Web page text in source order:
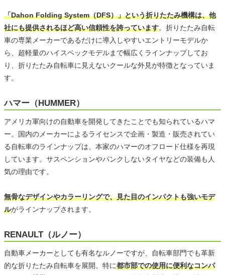
「Dahon Folding System（DFS）」という折りたたみ機構は、他
社にも提供されるほど高い信頼性を誇っています。折りたたみ自転
車の専業メーカーであるだけに導入しやすいエントリーモデルか
ら、超軽量のハイスペックモデルまで幅広くラインナップしてお
り、折りたたみ自転車に見えないクールな外見が特徴となっていま
す。
ハマー（HUMMER）
アメリカ軍向けの自動車を開発してきたことでも知られているハマ
ー。国内のメーカーによるライセンスで企画・製造・販売されてい
る自転車のラインナップは、本家のハマーのオフロード仕様を再現
しています。サスペンションやパンクしないタイヤなどの装備も人
気の理由です。
無骨なデザインやカラーリングで、見た目のインパクトも強いモデ
ルがラインナップされます。
RENAULT（ルノー）
自動車メーカーとしても有名なルノーですが、自転車部門でも革新
的な折りたたみ自転車を展開。特に都市部での使用に便利なコンパ